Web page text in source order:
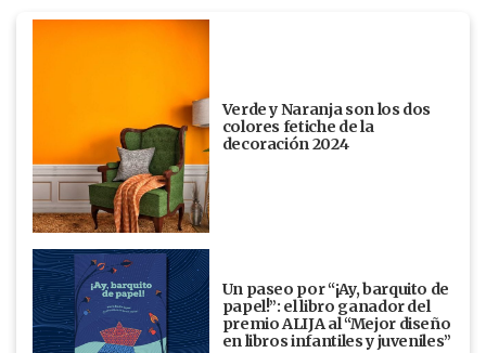
Verde y Naranja son los dos
colores fetiche de la
decoración 2024
Un paseo por “¡Ay, barquito de
papel!”: el libro ganador del
premio ALIJA al “Mejor diseño
en libros infantiles y juveniles”